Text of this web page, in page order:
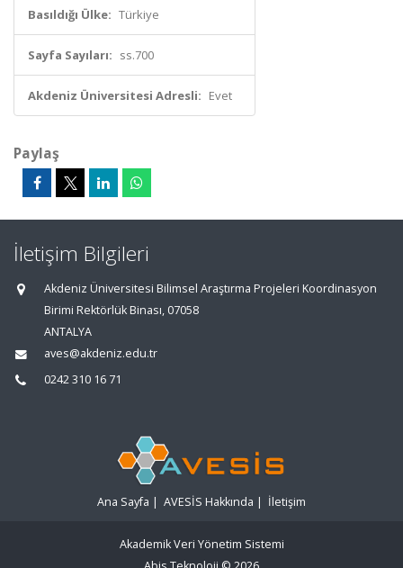
Basıldığı Ülke: Türkiye
Sayfa Sayıları: ss.700
Akdeniz Üniversitesi Adresli: Evet
Paylaş
İletişim Bilgileri
Akdeniz Üniversitesi Bilimsel Araştırma Projeleri Koordinasyon
Birimi Rektörlük Binası, 07058
ANTALYA
aves@akdeniz.edu.tr
0242 310 16 71
Ana Sayfa | AVESİS Hakkında | İletişim
Akademik Veri Yönetim Sistemi